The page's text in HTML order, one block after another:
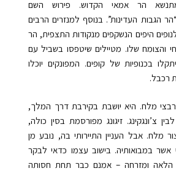
הר אמאי הקדוש. פירוש השם
“הר הגבות העדינות”. בנוסף למנזרים הרבים
היפים הנשקפים מנקודות התצפית, הר
והצומח שלו. מטיילים שיטפסו בשביל עם
בכנופיות של קופים. המפונקים יוכלו
רכבל.
מלח. היא יושבת בקירבת דרך המלך,
צ’ונגקינג. זיגונג מפורסמת בסין כולה,
מלח. אבל העניין התיירותי בה, נובע מן
אשר במבואותיה. בישוב עצמו כדאי לבקר
הלאה ומזרחה – אמנם כבר תחת חסותה